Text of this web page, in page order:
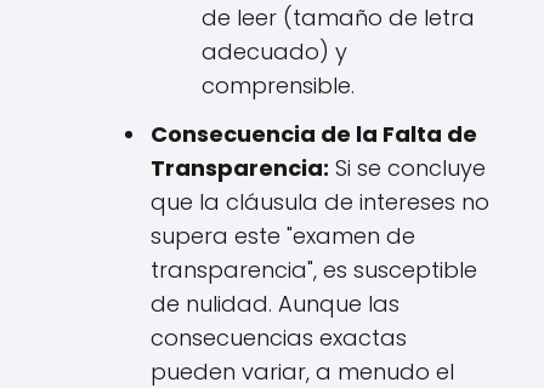
de leer (tamaño de letra
adecuado) y
comprensible.
Consecuencia de la Falta de
Transparencia: Si se concluye
que la cláusula de intereses no
supera este "examen de
transparencia", es susceptible
de nulidad. Aunque las
consecuencias exactas
pueden variar, a menudo el